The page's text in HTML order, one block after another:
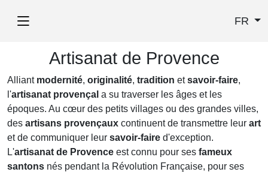
FR
Artisanat de Provence
Alliant modernité, originalité, tradition etsavoir-faire,
l'artisanat provençal a su traverser les âges et les
époques. Au cœur des petits villages ou des grandes villes,
des artisans provençaux continuent de transmettre leur art
et de communiquer leur savoir-faire d'exception.
L'artisanat de Provence est connu pour ses fameux
santons nés pendant la Révolution Française, pour ses